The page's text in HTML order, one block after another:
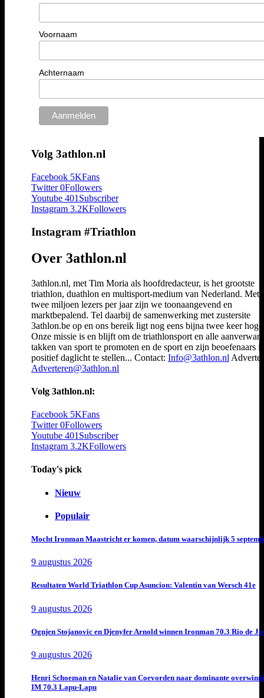
Voornaam
Achternaam
Volg 3athlon.nl
Facebook 5KFans
Twitter 0Followers
Youtube 401 Subscriber
Instagram 3.2KFollowers
Instagram #Triathlon
Over 3athlon.nl
3athlon.nl, met Tim Moria als hoofdredacteur, is het grootste
triathlon, duathlon en multisport-medium van Nederland. Met
twee miljoen lezers per jaar zijn we toonaangevend en
marktbepalend. Tel daarbij de samenwerking met zustersite
3athlon.be op en ons bereik ligt nog eens bijna twee keer
Onze missie is en blijft om de triathlonsport en alle
takken van sport te promoten en de sport en zijn beoefenaars
positief daglicht te stellen... Contact: Info@3athlon.nl
Adverteren@3athlon.nl
Volg 3athlon.nl:
Facebook 5KFans
Twitter 0Followers
Youtube 401 Subscriber
Instagram 3.2KFollowers
Today's pick
Nieuw
Populair
Mocht Ironman Maastricht er komen, datum waarschijnlijk 5
9 augustus 2026
Resultaten World Triathlon Cup Asuncion: Valentin van Wersch 41e
9 augustus 2026
Ognjen Stojanovic en Djenyfer Arnold winnen Ironman 70.3 Rio de
9 augustus 2026
Henri Schoeman en Natalie van Coevorden naar dominante
IM 70.3 Lapu-Lapu